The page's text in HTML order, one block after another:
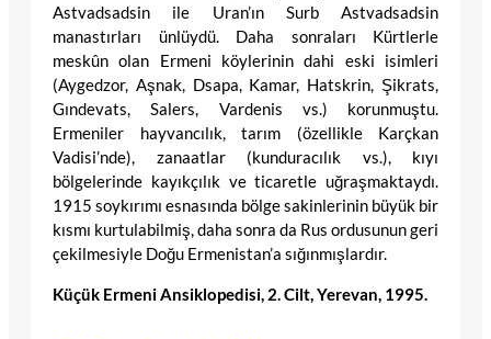
Astvadsadsin ile Uran’ın Surb Astvadsadsin
manastırları ünlüydü. Daha sonraları Kürtlerle
meskûn olan Ermeni köylerinin dahi eski isimleri
(Aygedzor, Aşnak, Dsapa, Kamar, Hatskrin, Şikrats,
Gındevats, Salers, Vardenis vs.) korunmuştu.
Ermeniler hayvancılık, tarım (özellikle Karçkan
Vadisi’nde), zanaatlar (kunduracılık vs.), kıyı
bölgelerinde kayıkçılık ve ticaretle uğraşmaktaydı.
1915 soykırımı esnasında bölge sakinlerinin büyük bir
kısmı kurtulabilmiş, daha sonra da Rus ordusunun geri
çekilmesiyle Doğu Ermenistan’a sığınmışlardır.
Küçük Ermeni Ansiklopedisi, 2. Cilt, Yerevan, 1995.